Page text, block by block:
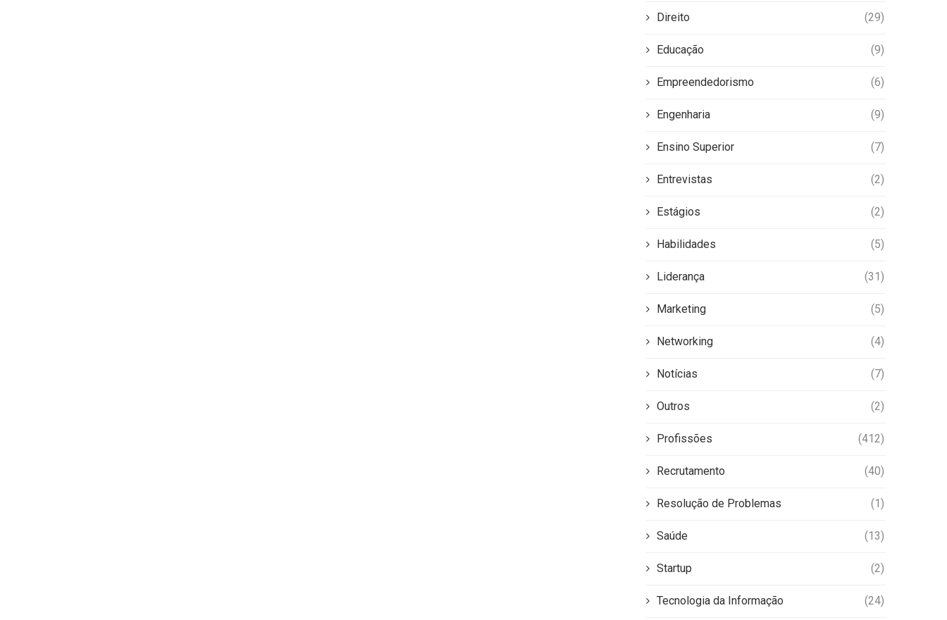
Direito (29)
Educação (9)
Empreendedorismo (6)
Engenharia (9)
Ensino Superior (7)
Entrevistas (2)
Estágios (2)
Habilidades (5)
Liderança (31)
Marketing (5)
Networking (4)
Notícias (7)
Outros (2)
Profissões (412)
Recrutamento (40)
Resolução de Problemas (1)
Saúde (13)
Startup (2)
Tecnologia da Informação (24)